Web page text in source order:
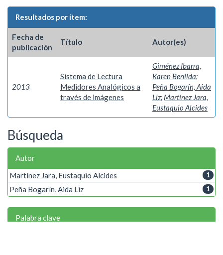
Resultados por ítem:
Fecha de
publicación
Título Autor(es)
2013
Sistema de Lectura
Medidores Analógicos a
través de imágenes
Giménez Ibarra,
Karen Benilda;
Peña Bogarín, Aida
Liz; Martínez Jara,
Eustaquio Alcides
Búsqueda
Autor
1
Martínez Jara, Eustaquio Alcides
1
Peña Bogarín, Aida Liz
Palabra clave